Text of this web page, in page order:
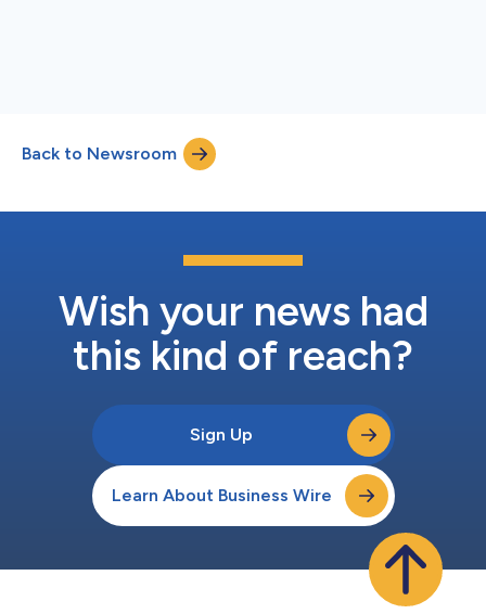
Back to Newsroom
Wish your news had
this kind of reach?
Sign Up
Learn About Business Wire